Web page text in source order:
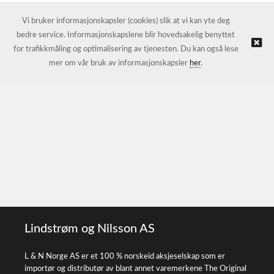
Lindstrøm og Nilsson AS
L & N Norge AS er et 100 % norskeid aksjeselskap som er
importør og distributør av blant annet varemerkene The Original
Vi bruker informasjonskapsler (cookies) slik at vi kan yte deg
bedre service. Informasjonskapslene blir hovedsakelig benyttet
for trafikkmåling og optimalisering av tjenesten. Du kan også lese
mer om vår bruk av informasjonskapsler her.